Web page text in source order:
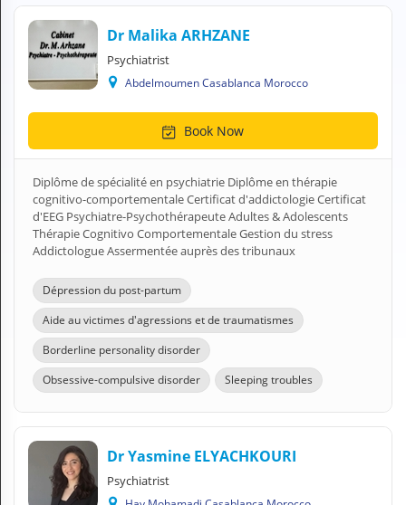
Laboratory
Veterinarian
M
EN English
Sign in
Dr Malika ARHZANE
Psychiatrist
Abdelmoumen Casablanca Morocco
Book Now
Diplôme de spécialité en psychiatrie Diplôme en thérapie
cognitivo-comportementale Certificat d'addictologie Certificat
d'EEG Psychiatre-Psychothérapeute Adultes & Adolescents
Thérapie Cognitivo Comportementale Gestion du stress
Addictologue Assermentée auprès des tribunaux
Dépression du post-partum
Aide au victimes d'agressions et de traumatismes
Borderline personality disorder
Obsessive-compulsive disorder
Sleeping troubles
Dr Yasmine ELYACHKOURI
Psychiatrist